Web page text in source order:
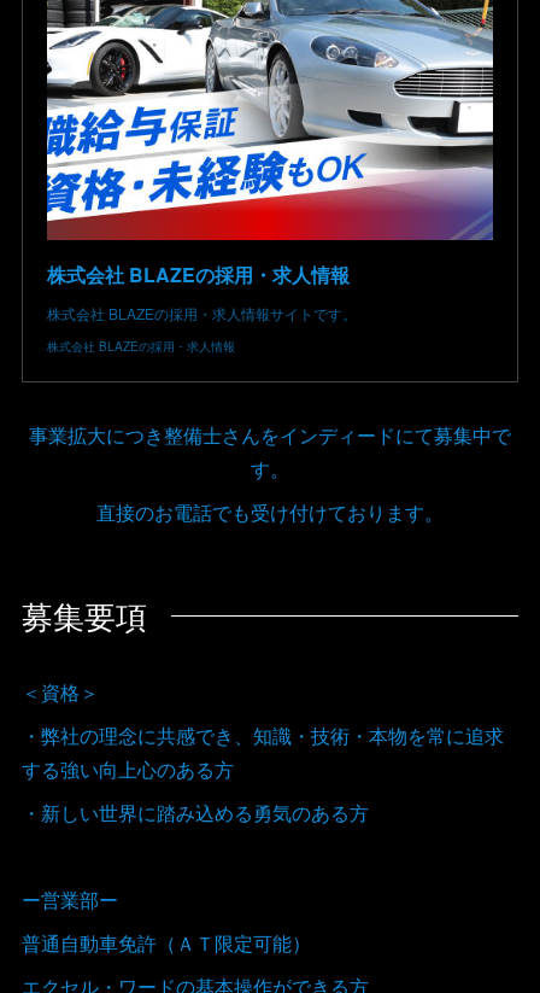
株式会社 BLAZEの採用・求人情報
株式会社 BLAZEの採用・求人情報サイトです。
株式会社 BLAZEの採用・求人情報
事業拡大につき整備士さんをインディードにて募集中で
す。
直接のお電話でも受け付けております。
募集要項
＜資格＞
・弊社の理念に共感でき、知識・技術・本物を常に追求
する強い向上心のある方
・新しい世界に踏み込める勇気のある方
ー営業部ー
普通自動車免許（ＡＴ限定可能）
エクセル・ワードの基本操作ができる方